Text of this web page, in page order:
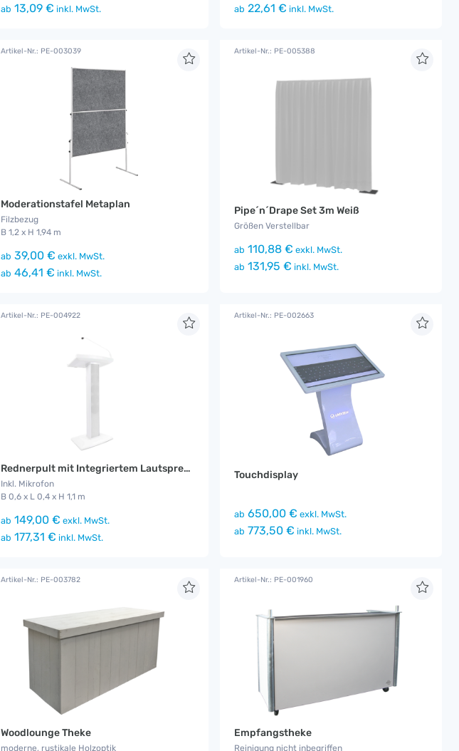
ab 13,09 € inkl. MwSt.
ab 22,61 € inkl. MwSt.
Artikel-Nr.: PE-003039
Moderationstafel Metaplan
Filzbezug
B 1,2 x H 1,94 m
ab 39,00 € exkl. MwSt.
ab 46,41 € inkl. MwSt.
Artikel-Nr.: PE-005388
Pipe´n´Drape Set 3m Weiß
Größen Verstellbar
ab 110,88 € exkl. MwSt.
ab 131,95 € inkl. MwSt.
Artikel-Nr.: PE-004922
Rednerpult mit Integriertem Lautsprecher
Inkl. Mikrofon
B 0,6 x L 0,4 x H 1,1 m
ab 149,00 € exkl. MwSt.
ab 177,31 € inkl. MwSt.
Artikel-Nr.: PE-002663
Touchdisplay
ab 650,00 € exkl. MwSt.
ab 773,50 € inkl. MwSt.
Artikel-Nr.: PE-003782
Woodlounge Theke
moderne, rustikale Holzoptik
Artikel-Nr.: PE-001960
Empfangstheke
Reinigung nicht inbegriffen